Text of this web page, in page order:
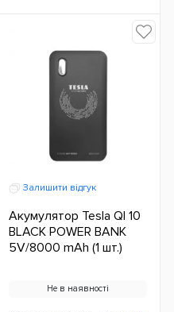
Залишити відгук
Акумулятор Tesla QI 10
BLACK POWER BANK
5V/8000 mAh (1 шт.)
Не в наявності